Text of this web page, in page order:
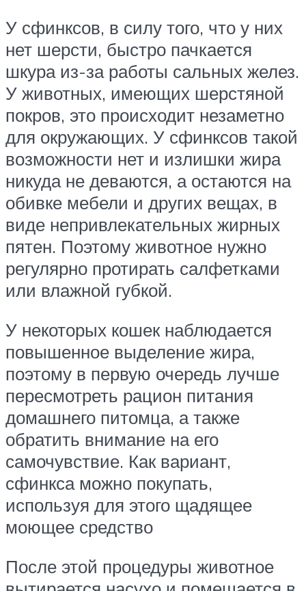
У сфинксов, в силу того, что у них
нет шерсти, быстро пачкается
шкура из-за работы сальных желез.
У животных, имеющих шерстяной
покров, это происходит незаметно
для окружающих. У сфинксов такой
возможности нет и излишки жира
никуда не деваются, а остаются на
обивке мебели и других вещах, в
виде непривлекательных жирных
пятен. Поэтому животное нужно
регулярно протирать салфетками
или влажной губкой.
У некоторых кошек наблюдается
повышенное выделение жира,
поэтому в первую очередь лучше
пересмотреть рацион питания
домашнего питомца, а также
обратить внимание на его
самочувствие. Как вариант,
сфинкса можно покупать,
используя для этого щадящее
моющее средство
После этой процедуры животное